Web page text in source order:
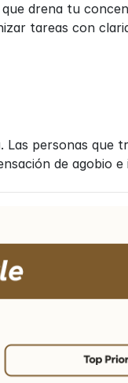
drena tu
tareas con
personas que
de agobio